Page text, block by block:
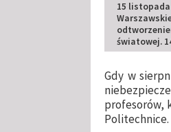
15
światowej.
Gdy w
profesorów,
Politechnice.